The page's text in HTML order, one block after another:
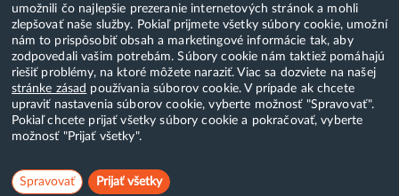
umožnili čo najlepšie prezeranie internetových stránok a mohli
zlepšovať naše služby. Pokiaľ prijmete všetky súbory cookie, umožní
nám to prispôsobiť obsah a marketingové informácie tak, aby
zodpovedali vašim potrebám. Súbory cookie nám taktiež pomáhajú
riešiť problémy, na ktoré môžete naraziť. Viac sa dozviete na našej
stránke zásad používania súborov cookie. V prípade ak chcete
upraviť nastavenia súborov cookie, vyberte možnosť "Spravovať".
Pokiaľ chcete prijať všetky súbory cookie a pokračovať, vyberte
možnosť "Prijať všetky".
Spravovať Prijať všetky
WebMail
Zmena hesla (E-mail, FTP, SSH)
Webhosting
Domény
Copyright & 2018-2026 HostCreators. Všetky práva vyhradené